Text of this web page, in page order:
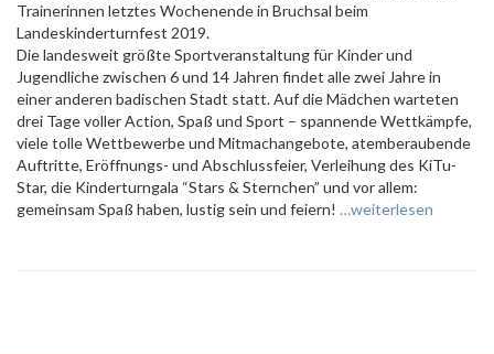
Trainerinnen letztes Wochenende in Bruchsal beim
Landeskinderturnfest 2019.
Die landesweit größte Sportveranstaltung für Kinder und
Jugendliche zwischen 6 und 14 Jahren findet alle zwei Jahre in
einer anderen badischen Stadt statt. Auf die Mädchen warteten
drei Tage voller Action, Spaß und Sport – spannende Wettkämpfe,
viele tolle Wettbewerbe und Mitmachangebote, atemberaubende
Auftritte, Eröffnungs- und Abschlussfeier, Verleihung des KiTu-
Star, die Kinderturngala “Stars & Sternchen” und vor allem:
gemeinsam Spaß haben, lustig sein und feiern! …weiterlesen